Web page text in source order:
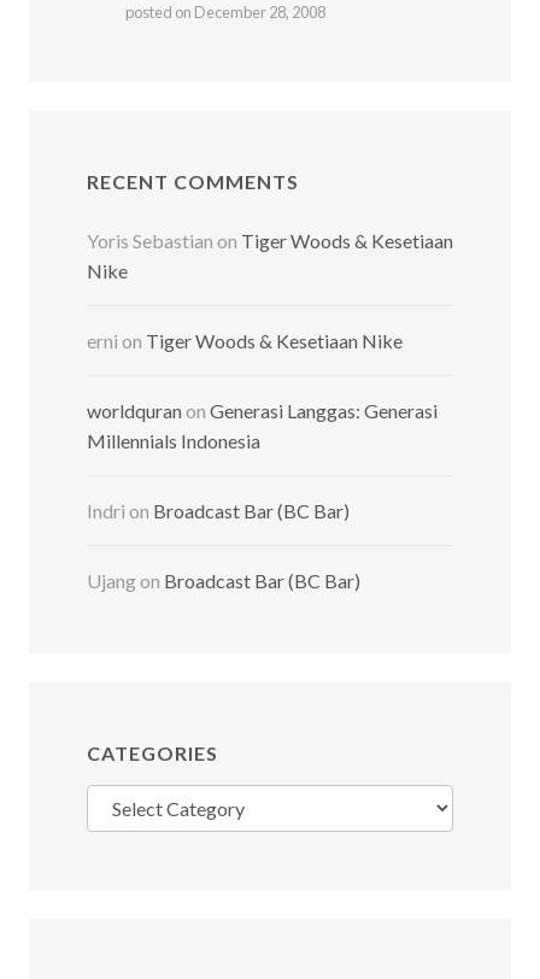
posted on December 28, 2008
RECENT COMMENTS
Yoris Sebastian on Tiger Woods & Kesetiaan
Nike
erni on Tiger Woods & Kesetiaan Nike
worldquran on Generasi Langgas: Generasi
Millennials Indonesia
Indri on Broadcast Bar (BC Bar)
Ujangon Broadcast Bar (BC Bar)
CATEGORIES
Categories